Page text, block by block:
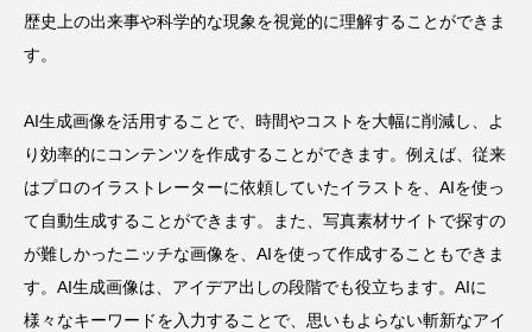
歴史上の出来事や科学的な現象を視覚的に理解することができま
す。
AI生成画像を活用することで、時間やコストを大幅に削減し、よ
り効率的にコンテンツを作成することができます。例えば、従来
はプロのイラストレーターに依頼していたイラストを、AIを使っ
て自動生成することができます。また、写真素材サイトで探すの
が難しかったニッチな画像を、AIを使って作成することもできま
す。AI生成画像は、アイデア出しの段階でも役立ちます。AIに
様々なキーワードを入力することで、思いもよらない斬新なアイ